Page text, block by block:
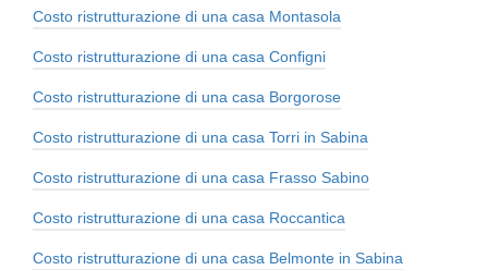
Costo ristrutturazione di una casa Montasola
Costo ristrutturazione di una casa Configni
Costo ristrutturazione di una casa Borgorose
Costo ristrutturazione di una casa Torri in Sabina
Costo ristrutturazione di una casa Frasso Sabino
Costo ristrutturazione di una casa Roccantica
Costo ristrutturazione di una casa Belmonte in Sabina